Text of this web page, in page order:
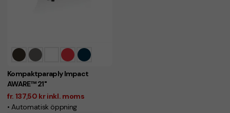
Kompaktparaply Impact
AWARE™ 21"
fr. 137,50 kr inkl. moms
• Automatisk öppning